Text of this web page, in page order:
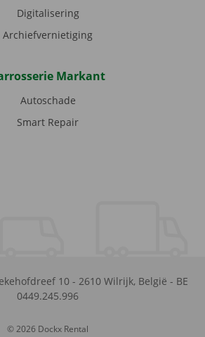
Digitalisering
Archiefvernietiging
Markant
Autoschade
Smart Repair
10 - 2610 Wilrijk, België - BE
0449.245.996
© 2026 Dockx Rental